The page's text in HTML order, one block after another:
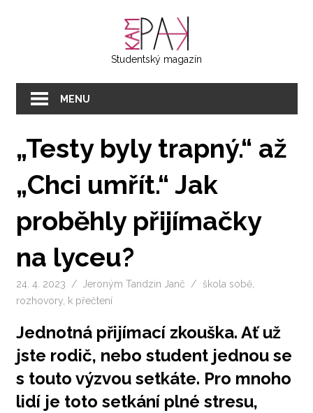
Studentský magazín
MENU
„Testy byly trapný.“ až
„Chci umřít.“ Jak
proběhly přijímačky
na lyceu?
24. 4. 2023 Jeroným Tandzin Janč škola sobě,
rozhovory, k přečtení
Jednotná přijímací zkouška. Ať už
jste rodič, nebo student jednou se
s touto výzvou setkáte. Pro mnoho
lidí je toto setkání plné stresu,